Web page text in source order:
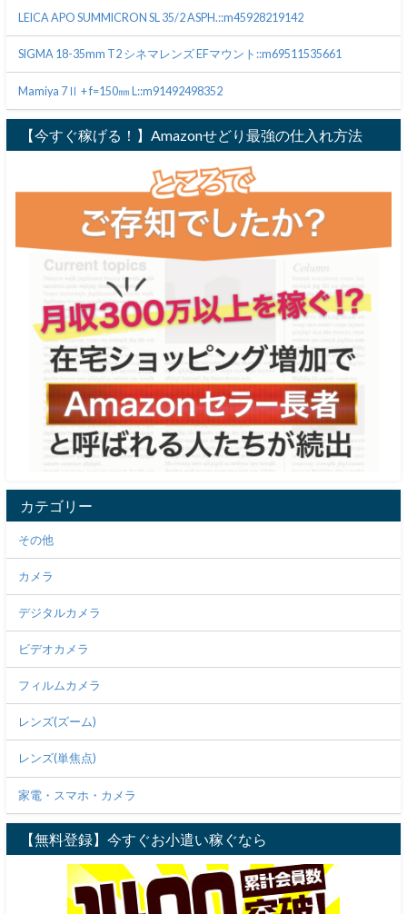
LEICA APO SUMMICRON SL 35/2 ASPH.::m45928219142
SIGMA 18-35mm T2 シネマレンズ EFマウント::m69511535661
Mamiya 7Ⅱ + f=150㎜ L::m91492498352
【今すぐ稼げる！】Amazonせどり最強の仕入れ方法
カテゴリー
その他
カメラ
デジタルカメラ
ビデオカメラ
フィルムカメラ
レンズ(ズーム)
レンズ(単焦点)
家電・スマホ・カメラ
【無料登録】今すぐお小遣い稼ぐなら